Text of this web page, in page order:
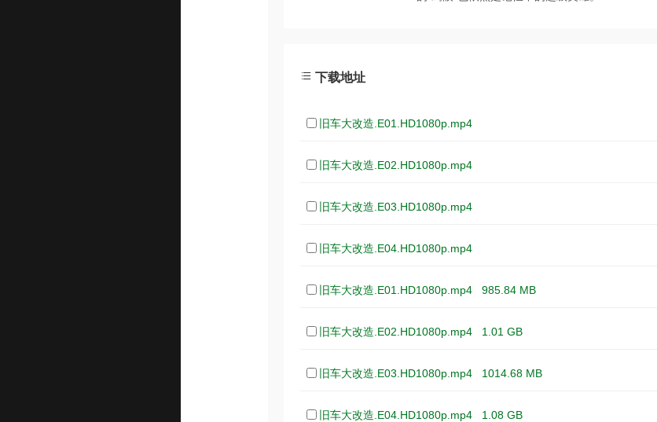
下载地址
旧车大改造.E01.HD1080p.mp4
旧车大改造.E02.HD1080p.mp4
旧车大改造.E03.HD1080p.mp4
旧车大改造.E04.HD1080p.mp4
旧车大改造.E01.HD1080p.mp4985.84 MB
旧车大改造.E02.HD1080p.mp4 1.01 GB
旧车大改造.E03.HD1080p.mp4 1014.68 MB
旧车大改造.E04.HD1080p.mp4 1.08 GB